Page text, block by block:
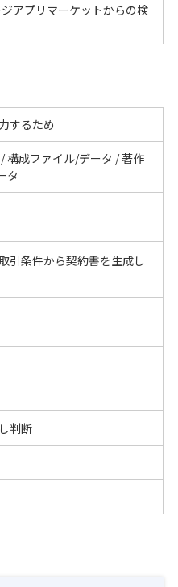
アプリマーケットからの検
するため
構成ファイル/データ / 著作
タ
引条件から契約書を生成し
判断